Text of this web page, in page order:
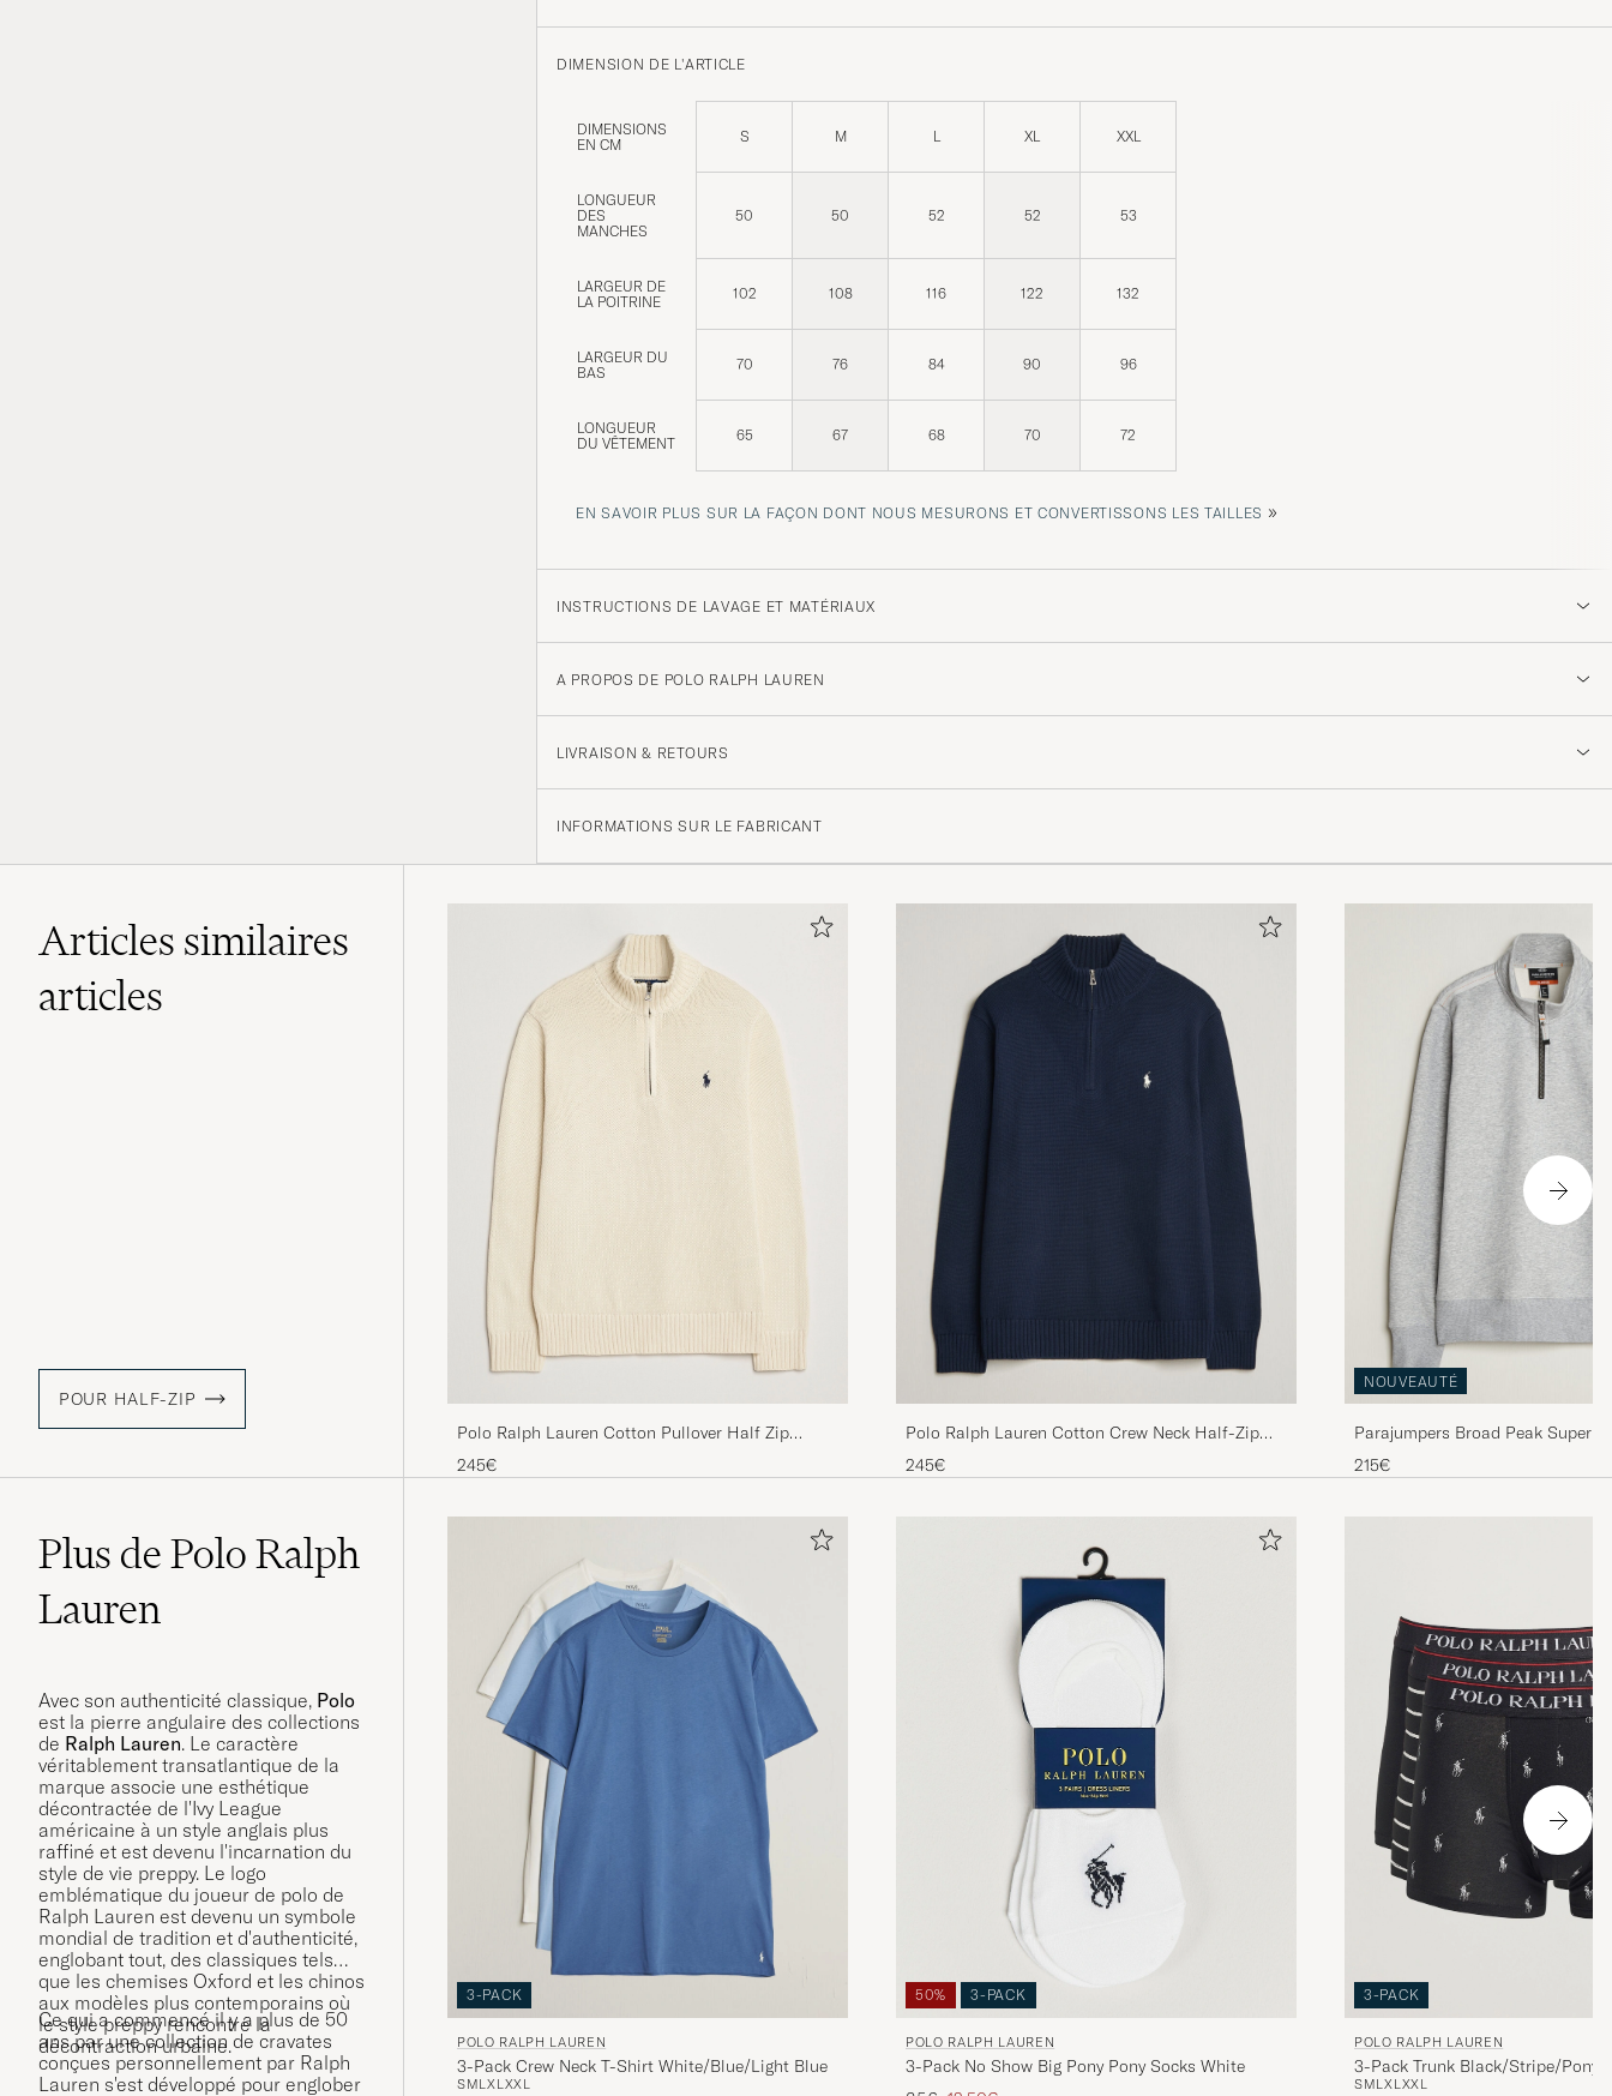
DIMENSION DE L'ARTICLE
DIMENSIONS
EN CM
S M L XL XXL
LONGUEUR
DES
MANCHES
50 50 52 52 53
LARGEUR DE
LA POITRINE
102 108 116 122 132
LARGEUR DU
BAS
70 76 84 90 96
LONGUEUR
DU VÊTEMENT
65 67 68 70 72
EN SAVOIR PLUS SUR LA FAÇON DONT NOUS MESURONS ET CONVERTISSONS LES TAILLES »
INSTRUCTIONS DE LAVAGE ET MATÉRIAUX
A PROPOS DE POLO RALPH LAUREN
LIVRAISON & RETOURS
INFORMATIONS SUR LE FABRICANT
Articles similaires
articles
POUR HALF-ZIP
Polo Ralph Lauren Cotton Pullover Half Zip
Andover Cream
245€
Polo Ralph Lauren Cotton Crew Neck Half-Zip
Hunter Navy
245€
NOUVEAUTÉ
Parajumpers Broad Peak Super
Sweatshirt Ash Grey Melange
215€
Plus de Polo Ralph
Lauren
Avec son authenticité classique, Polo
est la pierre angulaire des collections
de Ralph Lauren. Le caractère
véritablement transatlantique de la
marque associe une esthétique
décontractée de l'Ivy League
américaine à un style anglais plus
raffiné et est devenu l'incarnation du
style de vie preppy. Le logo
emblématique du joueur de polo de
Ralph Lauren est devenu un symbole
mondial de tradition et d'authenticité,
englobant tout, des classiques tels
que les chemises Oxford et les chinos
aux modèles plus contemporains où
le style preppy rencontre la
décontraction urbaine.
Ce qui a commencé il y a plus de 50
ans par une collection de cravates
conçues personnellement par Ralph
Lauren s'est développé pour englober
3-PACK
POLO RALPH LAUREN
3-Pack Crew Neck T-Shirt White/Blue/Light Blue
SMLXLXXL
50% 3-PACK
POLO RALPH LAUREN
3-Pack No Show Big Pony Pony Socks White
3-PACK
POLO RALPH LAUREN
3-Pack Trunk Black/Stripe/Pony
SMLXLXXL